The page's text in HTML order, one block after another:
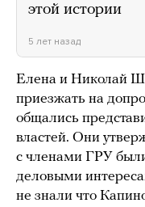
этой истории
5 лет назад
Елена и Николай
приезжать на
общались
властей. Они
с членами ГРУ
деловыми
не знали что